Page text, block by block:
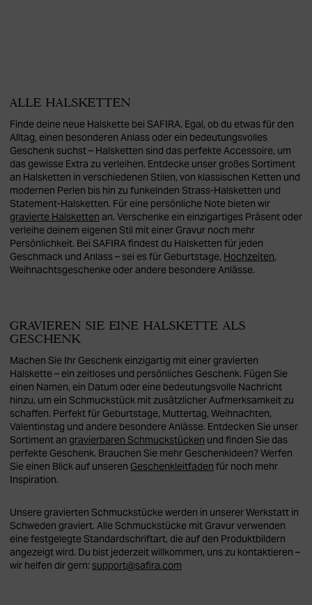
ALLE HALSKETTEN
Finde deine neue Halskette bei SAFIRA. Egal, ob du etwas für den
Alltag, einen besonderen Anlass oder ein bedeutungsvolles
Geschenk suchst – Halsketten sind das perfekte Accessoire, um
das gewisse Extra zu verleihen. Entdecke unser großes Sortiment
an Halsketten in verschiedenen Stilen, von klassischen Ketten und
modernen Perlen bis hin zu funkelnden Strass-Halsketten und
Statement-Halsketten. Für eine persönliche Note bieten wir
gravierte Halsketten an. Verschenke ein einzigartiges Präsent oder
verleihe deinem eigenen Stil mit einer Gravur noch mehr
Persönlichkeit. Bei SAFIRA findest du Halsketten für jeden
Geschmack und Anlass – sei es für Geburtstage, Hochzeiten,
Weihnachtsgeschenke oder andere besondere Anlässe.
GRAVIEREN SIE EINE HALSKETTE ALS
GESCHENK
Machen Sie Ihr Geschenk einzigartig mit einer gravierten
Halskette – ein zeitloses und persönliches Geschenk. Fügen Sie
einen Namen, ein Datum oder eine bedeutungsvolle Nachricht
hinzu, um ein Schmuckstück mit zusätzlicher Aufmerksamkeit zu
schaffen. Perfekt für Geburtstage, Muttertag, Weihnachten,
Valentinstag und andere besondere Anlässe. Entdecken Sie unser
Sortiment an gravierbaren Schmuckstücken und finden Sie das
perfekte Geschenk. Brauchen Sie mehr Geschenkideen? Werfen
Sie einen Blick auf unseren Geschenkleitfaden für noch mehr
Inspiration.
Unsere gravierten Schmuckstücke werden in unserer Werkstatt in
Schweden graviert. Alle Schmuckstücke mit Gravur verwenden
eine festgelegte Standardschriftart, die auf den Produktbildern
angezeigt wird. Du bist jederzeit willkommen, uns zu kontaktieren –
wir helfen dir gern: support@safira.com